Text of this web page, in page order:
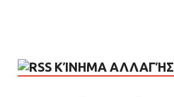
ΚΊΝΗΜΑ ΑΛΛΑΓΉΣ